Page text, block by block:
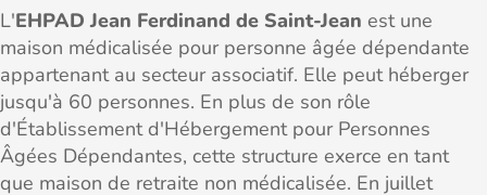
L'EHPAD Jean Ferdinand de Saint-Jean est une
maison médicalisée pour personne âgée dépendante
appartenant au secteur associatif. Elle peut héberger
jusqu'à 60 personnes. En plus de son rôle
d'Établissement d'Hébergement pour Personnes
Âgées Dépendantes, cette structure exerce en tant
que maison de retraite non médicalisée. En juillet